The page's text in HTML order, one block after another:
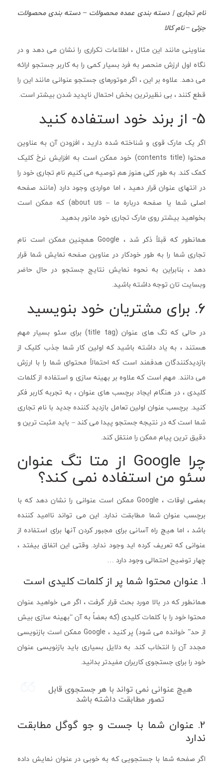
نام تجاری | دسته بندی عمده محصولات – دسته بندی محصولات
جزئی – نام کالا
عناوینی مانند این مثال ، اطلاعات تکراری را نشان می دهد و در
نگاه اول ارزش منحصر به فرد بسیار کمی را به کاربر جستجو ارائه
می دهد. علاوه بر این ، اگر موتورهای جستجو عنوانی مانند این را
قطع کنند ، بی نظیرترین بخش احتمال ناپدید شدن بیشتر است.
5- از برند خود استفاده کنید
اگر یک مارک قوی و شناخته شده دارید ، افزودن آن به عناوین
محتوا (contents title) خود ممکن است به افزایش نرخ کلیک
کمک کند. به طور کلی هنوز هم توصیه می کنیم نام تجاری خود را
در انتهای عنوان قرار دهید ، اما مواردی وجود دارد (مانند صفحه
اصلی شما یا صفحه درباره ما – about us) که ممکن است
بخواهید بیشتر روی مارک تجاری خود مانور بدهید.
همانطور که قبلاً ذکر شد ، Google همچنین ممکن است نام
تجاری شما را به طور خودکار در عناوین صفحه نمایش شما قرار
دهد ، بنابراین به نحوه نمایش نتایج جستجو در حال حاضر
وبسایت تان توجه داشته باشید.
6. برای مشتریان خود بنویسید
در حالی که تگ های عنوان (title tag) برای سئو بسیار مهم
هستند ، به یاد داشته باشید که اولین کار شما جذب کلیک از
بازدیدکنندگان هدفمند است که احتمالاً محتوای شما را با ارزش
می دانند. مهم است که علاوه بر بهینه سازی و استفاده از کلمات
کلیدی ، در هنگام ایجاد برچسب های عنوان ، به تجربه کاربر فکر
کنید. برچسب عنوان اولین تعامل بازدید کننده جدید با نام تجاری
شما است که در نتیجه جستجو پیدا می کند – باید مثبت ترین و
دقیق ترین پیام ممکن را منتقل کند.
چرا Google از متا تگ عنوان
سئو من استفاده نمی کند؟
بعضی اوقات ، Google ممکن است عنوانی را نشان دهد که با
برچسب عنوان شما مطابقت ندارد. این می تواند ناامید کننده
باشد ، اما هیچ راه آسانی برای مجبور کردن آنها برای استفاده از
عنوانی که تعریف کرده اید وجود ندارد. وقتی این اتفاق بیفتد ،
چهار توضیح احتمالی وجود دارد …
1. عنوان محتوا شما پر از کلمات کلیدی است
همانطور که در بالا مورد بحث قرار گرفت ، اگر می خواهید عنوان
محتوا خود را با کلمات کلیدی (که بعضاً به آن “بهینه سازی بیش
از حد” خوانده می شود) پر کنید ، Google ممکن است بازنویسی
مجدد آن را انتخاب کند. به دلایل بسیاری باید بازنویسی عنوان
خود را برای جستجوی کاربران مفیدتر بدانید.
هیچ عنوانی نمی تواند با هر جستجوی قابل
تصور مطابقت داشته باشد
2. عنوان شما با جست و جو گوگل مطابقت
ندارد
اگر صفحه شما با جستجویی که به خوبی در عنوان نمایش داده